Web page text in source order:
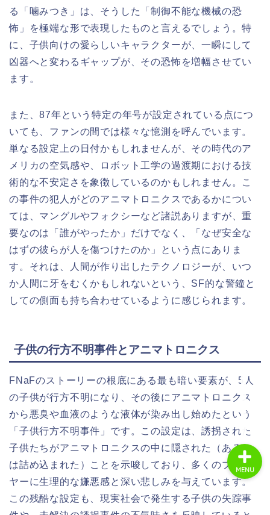
る「噛みつき」は、そうした「制御不能な機械の恐
怖」を極端な形で表現したものと言えるでしょう。特
に、子供向けの愛らしいキャラクターが、一瞬にして
凶器へと変わるギャップが、その恐怖を増幅させてい
ます。
また、87年という特定の年号が設定されている点につ
いても、ファンの間では様々な憶測を呼んでいます。
単なる設定上の日付かもしれませんが、その時代のア
メリカの空気感や、ロボット工学の過渡期における技
術的な不安定さを象徴しているのかもしれません。こ
の事件の犯人がどのアニマトロニクスであるかについ
ては、マングルやフォクシーなど諸説ありますが、重
要なのは「誰がやったか」だけでなく、「なぜ安全な
はずの彼らが人を傷つけたのか」という点にありま
す。それは、人間が作り出したテクノロジーが、いつ
か人間に牙をむくかもしれないという、SF的な警鐘と
しての側面も持ち合わせているように感じられます。
子供の行方不明事件とアニマトロニクス
FNaFのストーリーの根底にある最も暗い要素が、5人
の子供が行方不明になり、その後にアニマトロニクス
から悪臭や血液のような液体が染み出し始めたという
「子供行方不明事件」です。この設定は、誘拐された
子供たちがアニマトロニクスの中に隠された（あるい
は詰め込まれた）ことを示唆しており、多くのプレイ
ヤーに生理的な嫌悪感と深い悲しみを与えています。
この残酷な設定も、現実社会で発生する子供の失踪事
MENU
ホーム
ライフスタイル
趣味・エンタメ